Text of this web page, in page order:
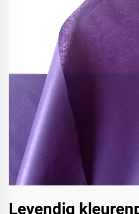
Levendig